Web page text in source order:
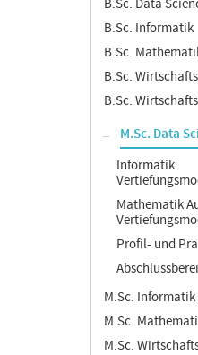
B.Sc. Data
B.Sc. Informatik
B.Sc.
B.Sc.
B.Sc.
M.Sc. Data
Informatik
Mathematik
Profil- und
M.Sc. Informatik
M.Sc.
M.Sc.